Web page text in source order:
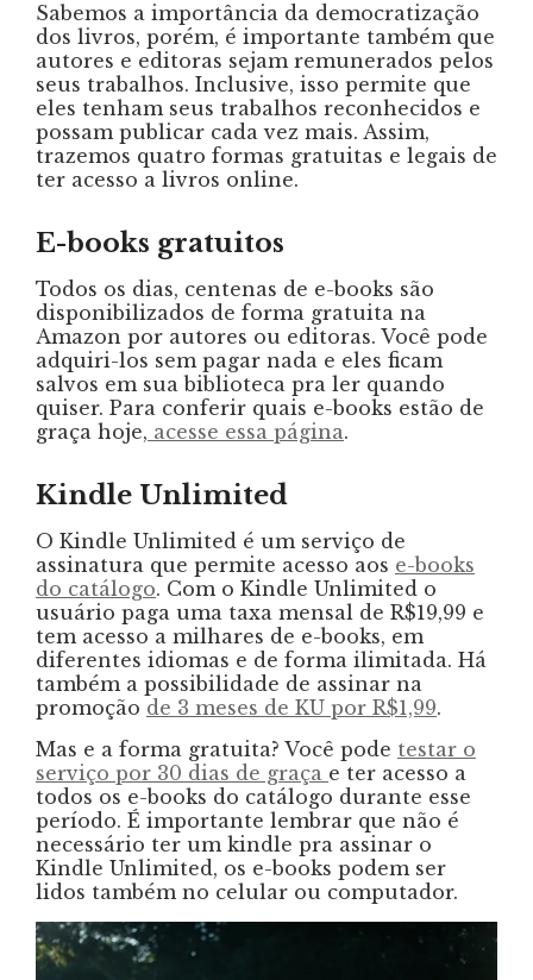
Sabemos a importância da democratização
dos livros, porém, é importante também que
autores e editoras sejam remunerados pelos
seus trabalhos. Inclusive, isso permite que
eles tenham seus trabalhos reconhecidos e
possam publicar cada vez mais. Assim,
trazemos quatro formas gratuitas e legais de
ter acesso a livros online.
E-books gratuitos
Todos os dias, centenas de e-books são
disponibilizados de forma gratuita na
Amazon por autores ou editoras. Você pode
adquiri-los sem pagar nada e eles ficam
salvos em sua biblioteca pra ler quando
quiser. Para conferir quais e-books estão de
graça hoje, acesse essa página.
Kindle Unlimited
O Kindle Unlimited é um serviço de
assinatura que permite acesso aos e-books
do catálogo. Com o Kindle Unlimited o
usuário paga uma taxa mensal de R$19,99 e
tem acesso a milhares de e-books, em
diferentes idiomas e de forma ilimitada. Há
também a possibilidade de assinar na
promoção de 3 meses de KU por R$1,99.
Mas e a forma gratuita? Você pode testar o
serviço por 30 dias de graça e ter acesso a
todos os e-books do catálogo durante esse
período. É importante lembrar que não é
necessário ter um kindle pra assinar o
Kindle Unlimited, os e-books podem ser
lidos também no celular ou computador.